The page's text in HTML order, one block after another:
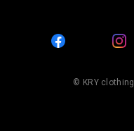
© KRY clothing